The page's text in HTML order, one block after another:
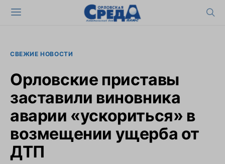
СВЕЖИЕ НОВОСТИ
Орловские приставы
заставили виновника
аварии «ускориться» в
возмещении ущерба от
ДТП